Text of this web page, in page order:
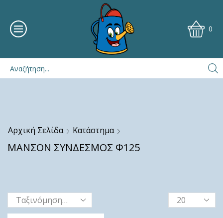
0
Αρχική Σελίδα Κατάστημα
ΜΑΝΣΟΝ ΣΥΝΔΕΣΜΟΣ Φ125